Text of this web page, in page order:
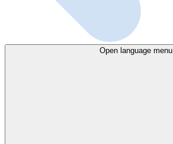
Open language menu